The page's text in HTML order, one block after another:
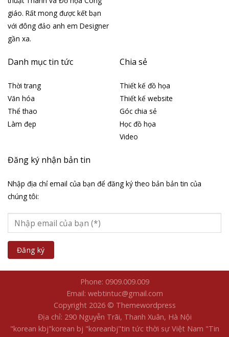
giáo. Rất mong được kết bạn
với đông đảo anh em Designer
gần xa.
Danh mục tin tức
Thời trang
Văn hóa
Thể thao
Làm đẹp
Chia sẻ
Thiết kế đồ họa
Thiết kế website
Góc chia sẻ
Học đồ họa
Video
Đăng ký nhận bản tin
Nhập địa chỉ email của bạn để đăng ký theo bản bản tin của
chúng tôi:
Phone: 0909.009.009
Email: webtintuc@gmail.com
Copyright 2026 © Themewordpress
Địa chỉ: 290 Nguyễn Trãi, Thanh Xuân, Hà Nội
"korean kbj​"korean bj "koreanbj​"tin tức thời sự Việt Nam "Tin